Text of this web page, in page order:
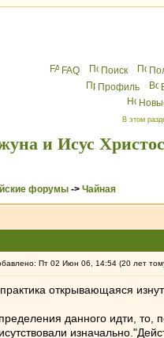
FAQ Поиск
Профиль
В этом
и Исус Христос
форумы -> Чайная
Пт 02 Июн 06, 14:54 (20 лет
открывающаяся
данного идти,